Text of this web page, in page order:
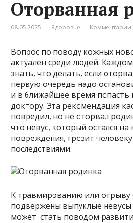
Оторванная
08.05.2025 Здоровье
Вопрос по поводу кожных
актуален среди людей.
знать, что делать, если
первую очередь надо
и в ближайшее время попасть
доктору. Эта рекомендация
повредил, но не оторвал
что невус, который остался на
повреждения, грозит
последствиями.
К травмированию или отрыву
подвержены выпуклые невусы
может стать поводом